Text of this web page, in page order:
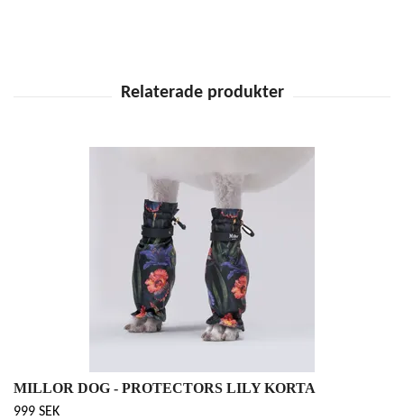
MILLOR DOG - PROTECTORS LILY KORTA
999 SEK